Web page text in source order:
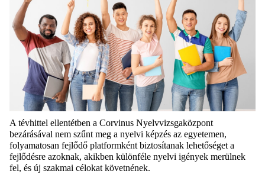
A tévhittel ellentétben a Corvinus Nyelvvizsgaközpont
bezárásával nem szűnt meg a nyelvi képzés az egyetemen,
folyamatosan fejlődő platformként biztosítanak lehetőséget a
fejlődésre azoknak, akikben különféle nyelvi igények merülnek
fel, és új szakmai célokat követnének.